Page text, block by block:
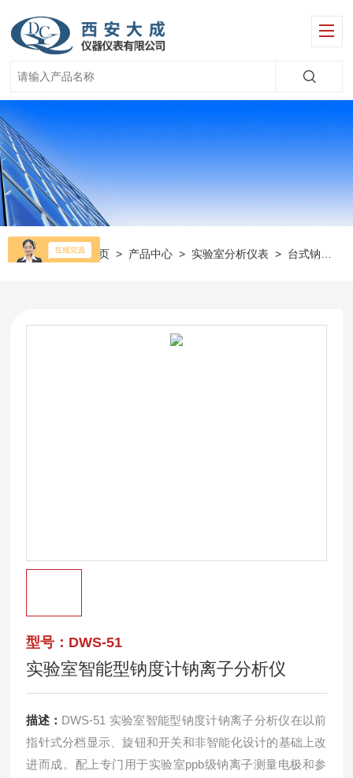
当前位置： 首页 > 产品中心 > 实验室分析仪表 > 台式钠离子分析仪
型号：DWS-51
实验室智能型钠度计钠离子分析仪
描述： DWS-51 实验室智能型钠度计钠离子分析仪在以前
指针式分档显示、旋钮和开关和非智能化设计的基础上改
进而成。配上专门用于实验室ppb级钠离子测量电极和参